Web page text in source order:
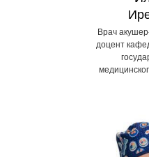
Врач
доцент